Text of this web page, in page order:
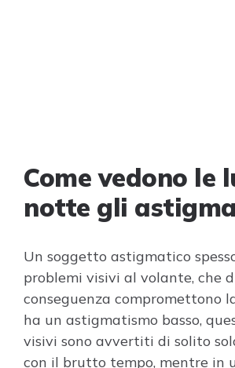
Come vedono le
notte gli
Un soggetto astigmatico
problemi visivi al volante, che
conseguenza compromettono
ha un astigmatismo basso,
visivi sono avvertiti di solito
con il brutto tempo, mentre in